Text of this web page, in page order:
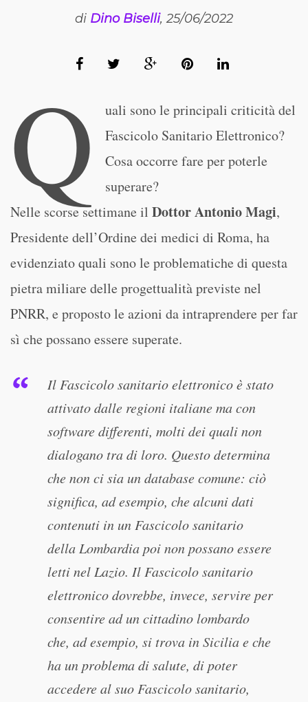
di Dino Biselli, 25/06/2022
Q
uali sono le principali criticità del
Fascicolo Sanitario Elettronico?
Cosa occorre fare per poterle
superare?
Nelle scorse settimane il Dottor Antonio Magi,
Presidente dell’Ordine dei medici di Roma, ha
evidenziato quali sono le problematiche di questa
pietra miliare delle progettualità previste nel
PNRR, e proposto le azioni da intraprendere per far
sì che possano essere superate.
Il Fascicolo sanitario elettronico è stato
attivato dalle regioni italiane ma con
software differenti, molti dei quali non
dialogano tra di loro. Questo determina
che non ci sia un database comune: ciò
significa, ad esempio, che alcuni dati
contenuti in un Fascicolo sanitario
della Lombardia poi non possano essere
letti nel Lazio. Il Fascicolo sanitario
elettronico dovrebbe, invece, servire per
consentire ad un cittadino lombardo
che, ad esempio, si trova in Sicilia e che
ha un problema di salute, di poter
accedere al suo Fascicolo sanitario,